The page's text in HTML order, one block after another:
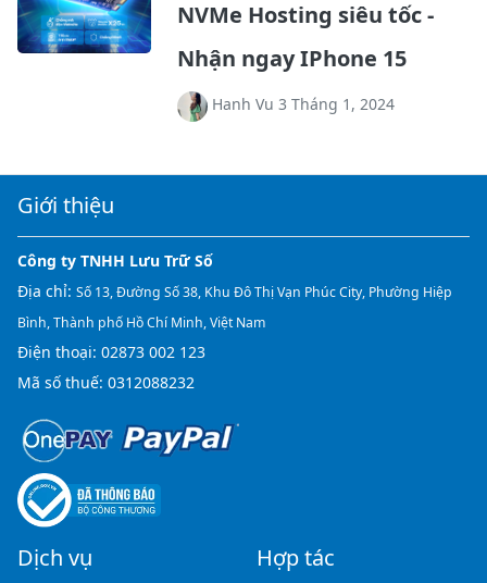
NVMe Hosting siêu tốc -
Nhận ngay IPhone 15
Hanh Vu 3 Tháng 1, 2024
Giới thiệu
Công ty TNHH Lưu Trữ Số
Địa chỉ: Số 13, Đường Số 38, Khu Đô Thị Vạn Phúc City, Phường Hiệp
Bình, Thành phố Hồ Chí Minh, Việt Nam
Điện thoại: 02873 002 123
Mã số thuế: 0312088232
Dịch vụ Hợp tác